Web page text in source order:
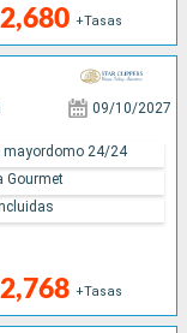
+Tasas
09/10/2027
+Tasas
mayordomo 24/24
Gourmet